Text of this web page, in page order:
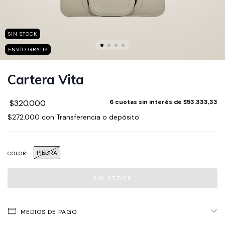
SIN STOCK
ENVÍO GRATIS
Cartera Vita
$320.000 6 cuotas sin interés de $53.333,33
$272.000 con Transferencia o depósito
COLOR PIEDRA
MEDIOS DE PAGO